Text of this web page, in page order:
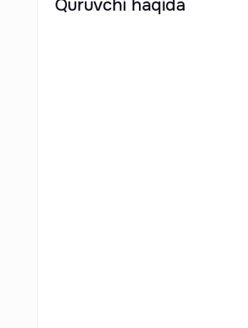
Quruvchi haqida